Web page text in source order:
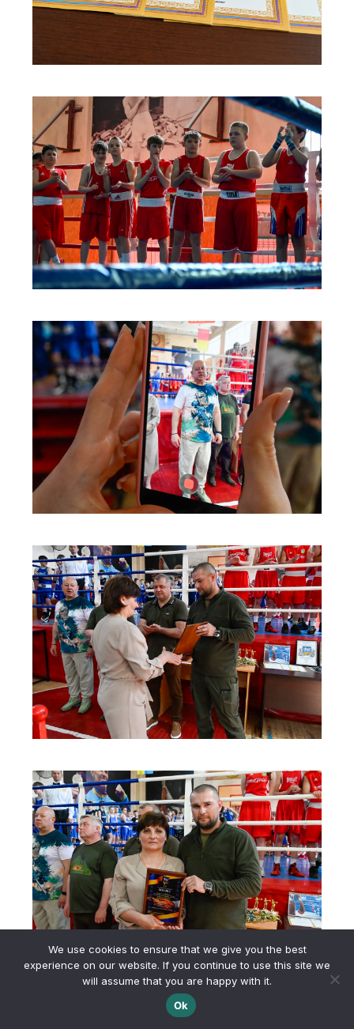
We use cookies to ensure that we give you the best
experience on our website. If you continue to use this site we
will assume that you are happy with it.
Ok